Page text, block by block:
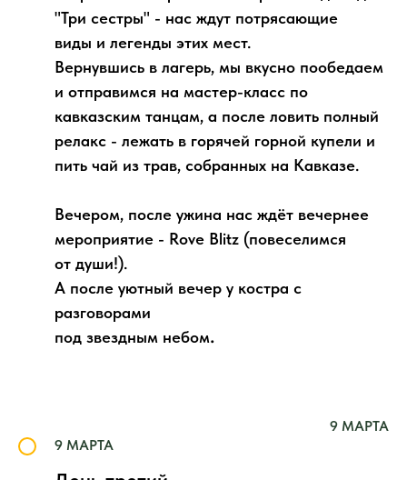
"Три сестры" - нас ждут потрясающие
виды и легенды этих мест.
Вернувшись в лагерь, мы вкусно пообедаем
и отправимся на мастер-класс по
кавказским танцам, а после ловить полный
релакс - лежать в горячей горной купели и
пить чай из трав, собранных на Кавказе.
Вечером, после ужина нас ждёт вечернее
мероприятие - Rove Blitz (повеселимся
от души!).
А после уютный вечер у костра с
разговорами
под звездным небом.
9 МАРТА
9 МАРТА